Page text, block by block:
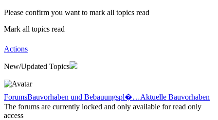
Please confirm you want to mark all topics read
Mark all topics read
Actions
New/Updated Topics
ForumsBauvorhaben und Bebauungspl�…Aktuelle Bauvorhaben
The forums are currently locked and only available for read only
access